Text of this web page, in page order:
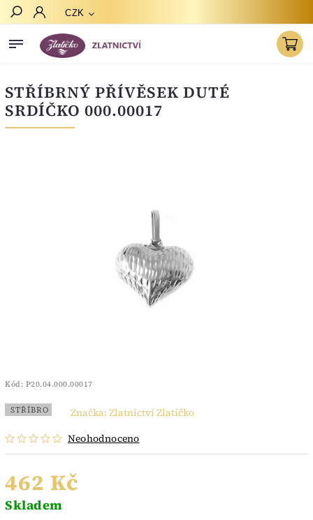
CZK
STŘÍBRNÝ PŘÍVĚSEK DUTÉ
SRDÍČKO 000.00017
Kód: P20.04.000.00017
STŘÍBRO
Neohodnoceno
Značka: Zlatnictví Zlatíčko
462 Kč
Skladem